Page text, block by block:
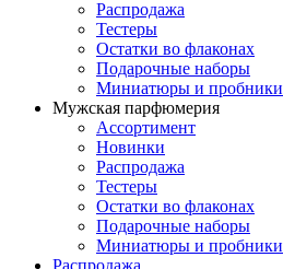
Распродажа
Тестеры
Остатки во флаконах
Подарочные наборы
Миниатюры и пробники
Мужская парфюмерия
Ассортимент
Новинки
Распродажа
Тестеры
Остатки во флаконах
Подарочные наборы
Миниатюры и пробники
Распродажа